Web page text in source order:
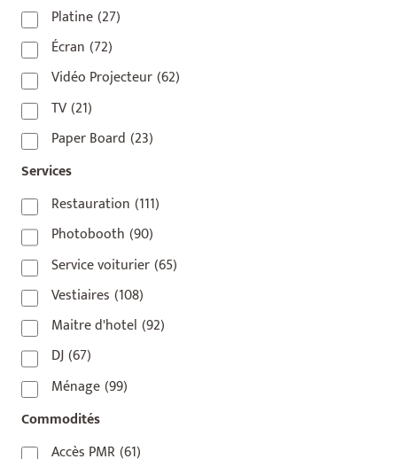
75009(5)
75010 (9)
75011 (17)
75012(8)
75013(2)
75014
75015 (3)
75016(14)
75017(2)
75018(7)
75019(4)
75020
92110(1)
92800(1)
93
(1)
Platine(27)
Écran (72)
Vidéo Projecteur(62)
TV(21)
Paper Board (23)
Services
Restauration (111)
Photobooth (90)
Service voiturier(65)
Vestiaires (108)
Maitre d'hotel (92)
DJ(67)
Ménage(99)
Commodités
Accès PMR (61)